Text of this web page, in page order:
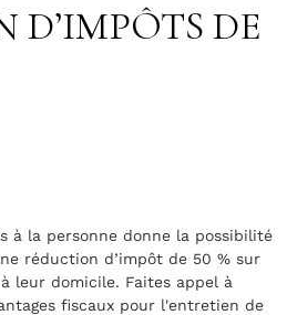
D’IMPÔTS DE
à la personne donne la possibilité
réduction d’impôt de 50 % sur
leur domicile. Faites appel à
fiscaux pour l'entretien de